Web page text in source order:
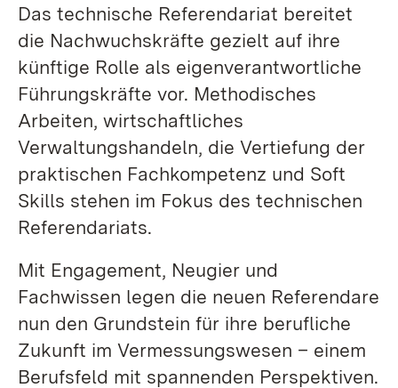
Das technische Referendariat bereitet
die Nachwuchskräfte gezielt auf ihre
künftige Rolle als eigenverantwortliche
Führungskräfte vor. Methodisches
Arbeiten, wirtschaftliches
Verwaltungshandeln, die Vertiefung der
praktischen Fachkompetenz und Soft
Skills stehen im Fokus des technischen
Referendariats.
Mit Engagement, Neugier und
Fachwissen legen die neuen Referendare
nun den Grundstein für ihre berufliche
Zukunft im Vermessungswesen – einem
Berufsfeld mit spannenden Perspektiven.